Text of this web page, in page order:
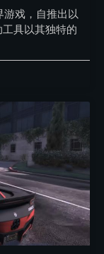
戏，自推出以
具以其独特的